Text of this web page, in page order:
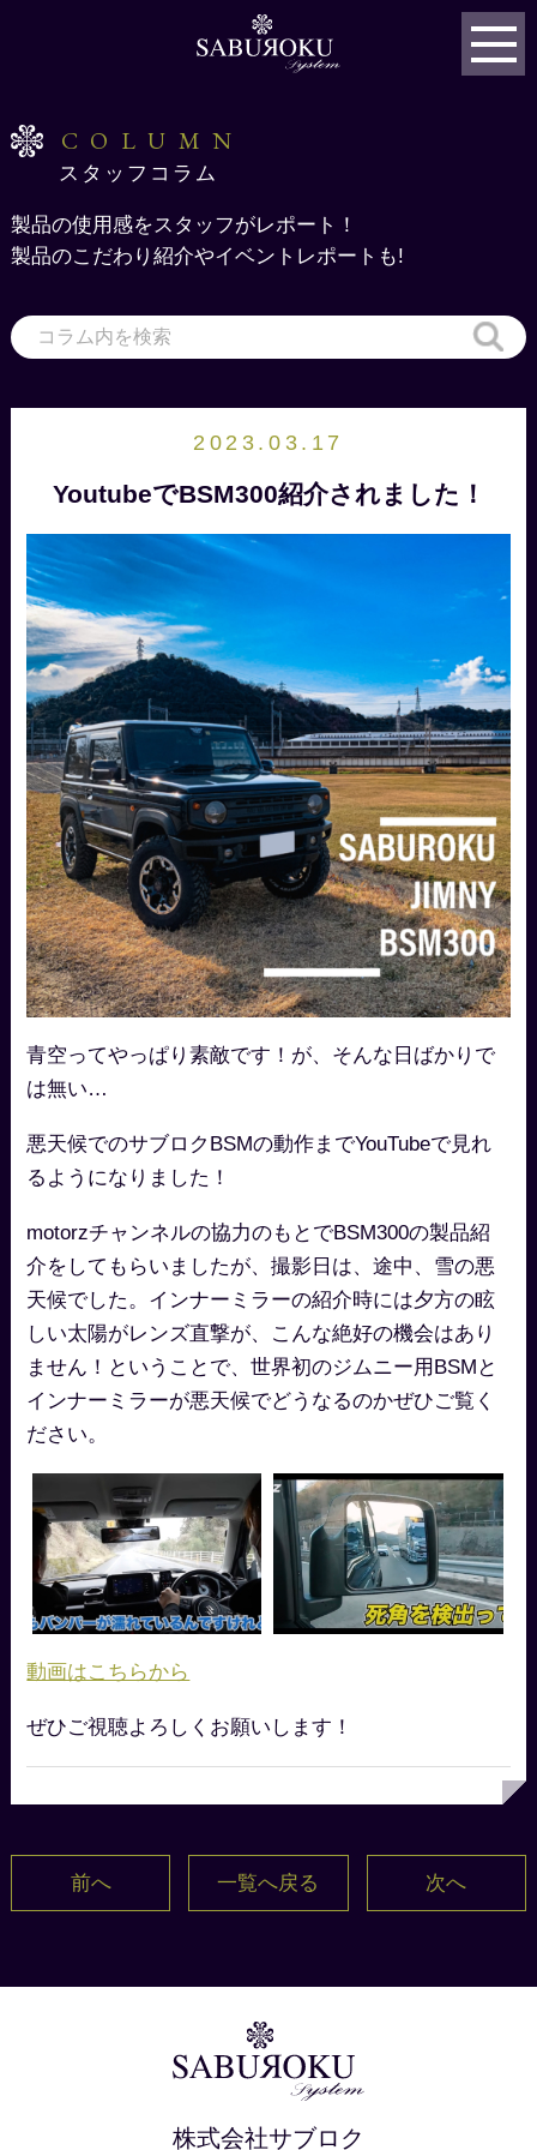
COLUMN
スタッフコラム
製品の使用感をスタッフがレポート！
製品のこだわり紹介やイベントレポートも!
2023.03.17
YoutubeでBSM300紹介されました！
青空ってやっぱり素敵です！が、そんな日ばかりで
は無い…
悪天候でのサブロクBSMの動作までYouTubeで見れ
るようになりました！
motorzチャンネルの協力のもとでBSM300の製品紹
介をしてもらいましたが、撮影日は、途中、雪の悪
天候でした。インナーミラーの紹介時には夕方の眩
しい太陽がレンズ直撃が、こんな絶好の機会はあり
ません！ということで、世界初のジムニー用BSMと
インナーミラーが悪天候でどうなるのかぜひご覧く
ださい。
動画はこちらから
ぜひご視聴よろしくお願いします！
前へ 一覧へ戻る 次へ
株式会社サブロク